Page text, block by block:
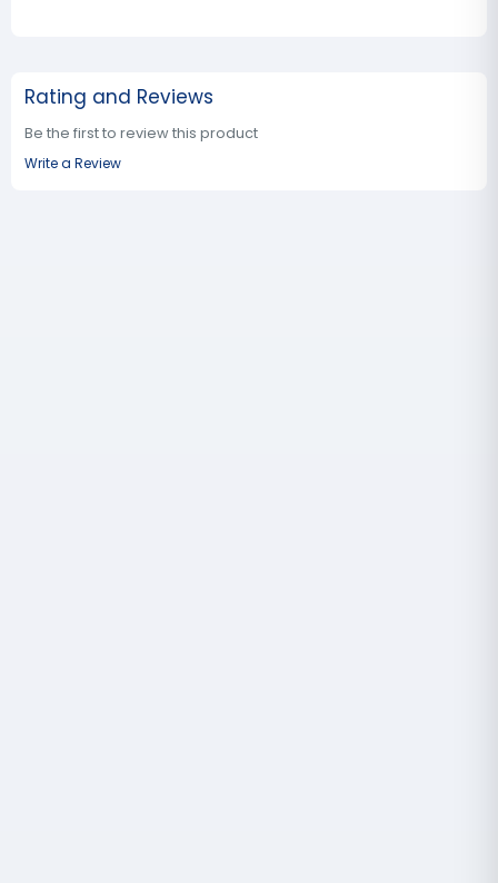
Rating and Reviews
Be the first to review this product
Write a Review